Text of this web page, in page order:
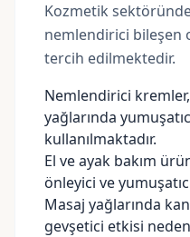
Kozmetik
nemlendirici bileşen
tercih edilmektedir.
Nemlendirici
yağlarında
kullanılmaktadır.
El ve ayak bakım
önleyici ve
Masaj yağlarında kan
gevşetici etkisi